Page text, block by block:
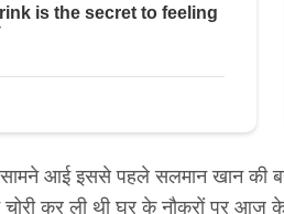
आई इससे पहले सलमान खान की
कर ली थी घर के नौकरों पर आज